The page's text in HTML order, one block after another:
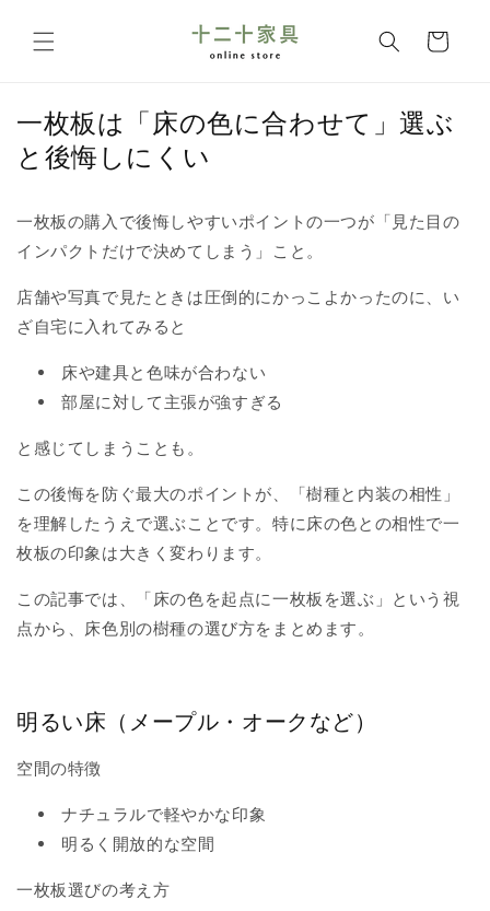
進む
ー
一枚板は「床の色に合わせて」選ぶ
と後悔しにくい
一枚板の購入で後悔しやすいポイントの一つが「見た目の
インパクトだけで決めてしまう」こと。
店舗や写真で見たときは圧倒的にかっこよかったのに、い
ざ自宅に入れてみると
床や建具と色味が合わない
部屋に対して主張が強すぎる
と感じてしまうことも。
この後悔を防ぐ最大のポイントが、「樹種と内装の相性」
を理解したうえで選ぶことです。特に床の色との相性で一
枚板の印象は大きく変わります。
この記事では、「床の色を起点に一枚板を選ぶ」という視
点から、床色別の樹種の選び方をまとめます。
明るい床（メープル・オークなど）
空間の特徴
ナチュラルで軽やかな印象
明るく開放的な空間
一枚板選びの考え方